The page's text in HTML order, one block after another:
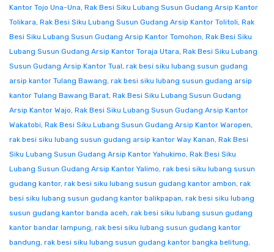
Kantor Tojo Una-Una, Rak Besi Siku Lubang Susun Gudang Arsip Kantor
Tolikara, Rak Besi Siku Lubang Susun Gudang Arsip Kantor Tolitoli, Rak
Besi Siku Lubang Susun Gudang Arsip Kantor Tomohon, Rak Besi Siku
Lubang Susun Gudang Arsip Kantor Toraja Utara, Rak Besi Siku Lubang
Susun Gudang Arsip Kantor Tual, rak besi siku lubang susun gudang
arsip kantor Tulang Bawang, rak besi siku lubang susun gudang arsip
kantor Tulang Bawang Barat, Rak Besi Siku Lubang Susun Gudang
Arsip Kantor Wajo, Rak Besi Siku Lubang Susun Gudang Arsip Kantor
Wakatobi, Rak Besi Siku Lubang Susun Gudang Arsip Kantor Waropen,
rak besi siku lubang susun gudang arsip kantor Way Kanan, Rak Besi
Siku Lubang Susun Gudang Arsip Kantor Yahukimo, Rak Besi Siku
Lubang Susun Gudang Arsip Kantor Yalimo, rak besi siku lubang susun
gudang kantor, rak besi siku lubang susun gudang kantor ambon, rak
besi siku lubang susun gudang kantor balikpapan, rak besi siku lubang
susun gudang kantor banda aceh, rak besi siku lubang susun gudang
kantor bandar lampung, rak besi siku lubang susun gudang kantor
bandung, rak besi siku lubang susun gudang kantor bangka belitung,